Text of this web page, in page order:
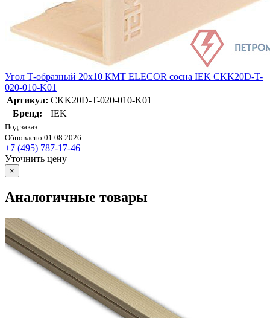
Угол Т-образный 20х10 КМТ ELECOR сосна IEK CKK20D-T-
020-010-K01
Артикул: CKK20D-T-020-010-K01
Бренд:
IEK
Под заказ
Обновлено 01.08.2026
+7 (495) 787-17-46
Уточнить цену
×
Аналогичные товары